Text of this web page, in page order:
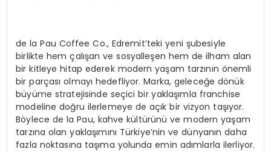
de la Pau Coffee Co., Edremit’teki yeni şubesiyle
birlikte hem çalışan ve sosyalleşen hem de ilham alan
bir kitleye hitap ederek modern yaşam tarzının önemli
bir parçası olmayı hedefliyor. Marka, geleceğe dönük
büyüme stratejisinde seçici bir yaklaşımla franchise
modeline doğru ilerlemeye de açık bir vizyon taşıyor.
Böylece de la Pau, kahve kültürünü ve modern yaşam
tarzına olan yaklaşımını Türkiye’nin ve dünyanın daha
fazla noktasına taşıma yolunda emin adımlarla ilerliyor.